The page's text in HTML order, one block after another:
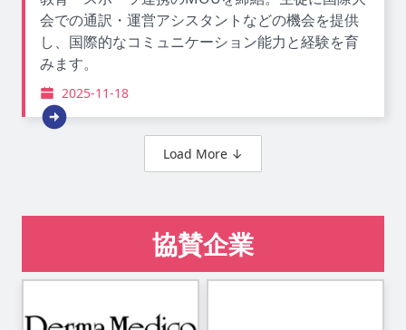
会での通訳・運営アシスタントなどの機会を提供
し、国際的なコミュニケーション能力と経験を育
みます。
2025-11-18
Load More ↓
協賛企業